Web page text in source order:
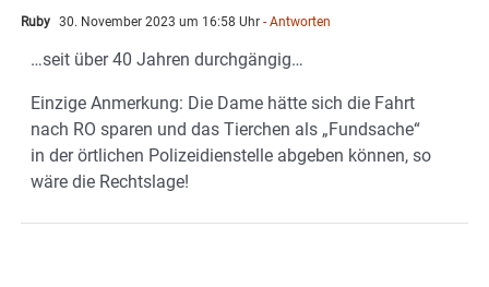
Ruby 30. November 2023 um 16:58 Uhr - Antworten
…seit über 40 Jahren durchgängig…
Einzige Anmerkung: Die Dame hätte sich die Fahrt
nach RO sparen und das Tierchen als „Fundsache“
in der örtlichen Polizeidienstelle abgeben können, so
wäre die Rechtslage!